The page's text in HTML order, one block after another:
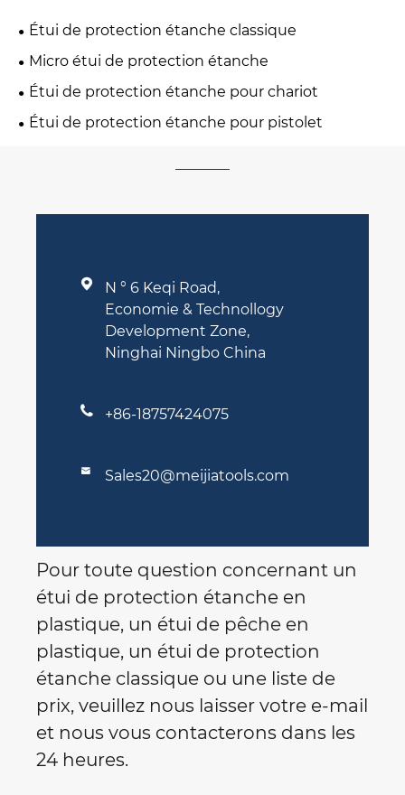
Étui de protection étanche classique
Micro étui de protection étanche
Étui de protection étanche pour chariot
Étui de protection étanche pour pistolet

N ° 6 Keqi Road,
Economie & Technollogy
Development Zone,
Ninghai Ningbo China
 +86-18757424075
 Sales20@meijiatools.com
Pour toute question concernant un
étui de protection étanche en
plastique, un étui de pêche en
plastique, un étui de protection
étanche classique ou une liste de
prix, veuillez nous laisser votre e-mail
et nous vous contacterons dans les
24 heures.